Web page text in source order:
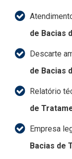
de Bacias
Descarte
de Bacias
Relatório
de
Empresa
Bacias de